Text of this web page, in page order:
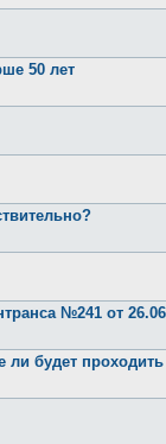
50 лет
№241 от
ли будет